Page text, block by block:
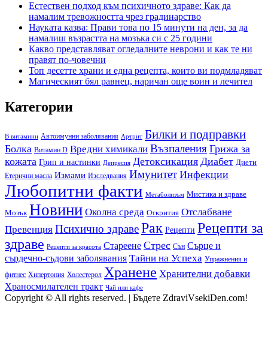
Естествен подход към психичното здраве: Как да
намалим тревожността чрез градинарство
Науката казва: Прави това по 15 минути на ден, за да
намалиш възрастта на мозъка си с 25 години
Какво представляват огледалните неврони и как те ни
правят по-човечни
Топ десетте храни и една рецепта, които ви подмладяват
Магическият бял равнец, наричан още воин и лечител
Категории
B витамини Автоимунни заболявания Артрит Билки и подправки
Болка Витамин D Вредни химикали Възпаления Грижа за
кожата Грип и настинки Депресия Детоксикация Диабет Диети
Етерични масла Измами Изследвания Имунитет Инфекции
Любопитни факти Метаболизъм Мистика и здраве
Мозък Новини Околна среда Открития Отслабване
Превенция Психично здравеРак Рецепти Рецепти за
здраве Рецепти за красота Стареене Стрес Сън Сърце и
сърдечно-съдови заболявания Тайни на Успеха Упражнения и
фитнес Хипертония Холестерол Хранене Хранителни добавки
Храносмилателен тракт Чай или кафе
Copyright © All rights reserved. | Бъдете ZdraviVsekiDen.com!